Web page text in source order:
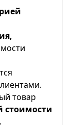
товар
стоимости
.